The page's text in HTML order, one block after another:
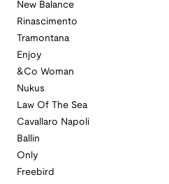
New Balance
Rinascimento
Tramontana
Enjoy
&Co Woman
Nukus
Law Of The Sea
Cavallaro Napoli
Ballin
Only
Freebird